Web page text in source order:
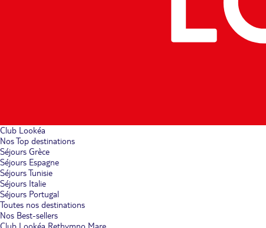
Club Lookéa
Nos Top destinations
Séjours Grèce
Séjours Espagne
Séjours Tunisie
Séjours Italie
Séjours Portugal
Toutes nos destinations
Nos Best-sellers